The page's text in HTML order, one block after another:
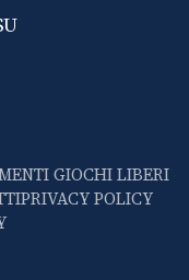
GIOCHI LIBERI
PRIVACY POLICY